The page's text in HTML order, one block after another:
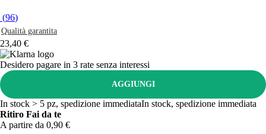
(96)
Qualità garantita
23,40 €
Desidero pagare in 3 rate senza interessi
AGGIUNGI
In stock > 5 pz, spedizione immediataIn stock, spedizione immediata
Ritiro Fai da te
A partire da 0,90 €